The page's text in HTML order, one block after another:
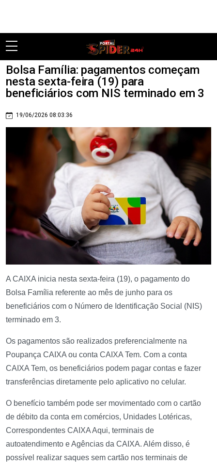
Bolsa Família: pagamentos começam
nesta sexta-feira (19) para
beneficiários com NIS terminado em 3
19/06/2026 08:03:36
A CAIXA inicia nesta sexta-feira (19), o pagamento do
Bolsa Família referente ao mês de junho para os
beneficiários com o Número de Identificação Social (NIS)
terminado em 3.
Os pagamentos são realizados preferencialmente na
Poupança CAIXA ou conta CAIXA Tem. Com a conta
CAIXA Tem, os beneficiários podem pagar contas e fazer
transferências diretamente pelo aplicativo no celular.
O benefício também pode ser movimentado com o cartão
de débito da conta em comércios, Unidades Lotéricas,
Correspondentes CAIXA Aqui, terminais de
autoatendimento e Agências da CAIXA. Além disso, é
possível realizar saques sem cartão nos terminais de